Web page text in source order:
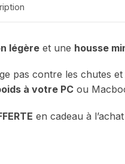
légère et une housse
pas contre les chutes
à votre PC ou
en cadeau à